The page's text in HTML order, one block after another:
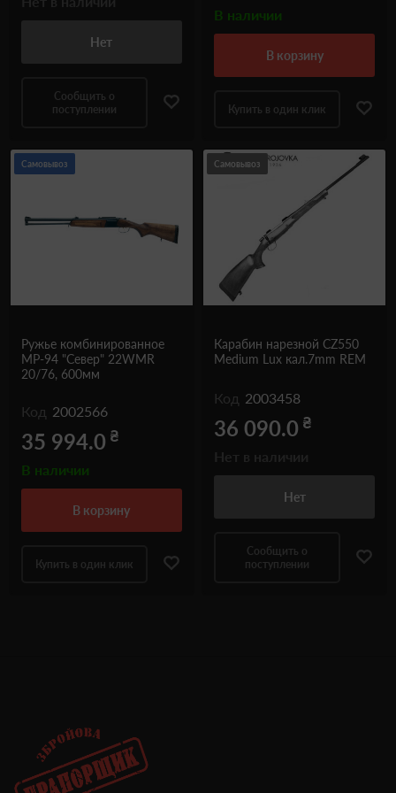
Нет
Сообщить о
поступлении
В наличии
в корзину
Купить в один клик
Самовывоз
Ружье комбинированное
МР-94 "Север" 22WMR
20/76, 600мм
Код 2002566
35 994.0 ₴
В наличии
в корзину
Купить в один клик
Самовывоз
Карабин нарезной CZ550
Medium Lux кал.7mm REM
Код 2003458
36 090.0 ₴
Нет
Сообщить о
поступлении